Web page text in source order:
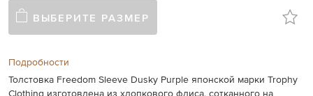
ВЫБЕРИТЕ РАЗМЕР
Подробности
Толстовка Freedom Sleeve Dusky Purple японской марки Trophy
Clothing изготовлена из хлопкового флиса, сотканного на